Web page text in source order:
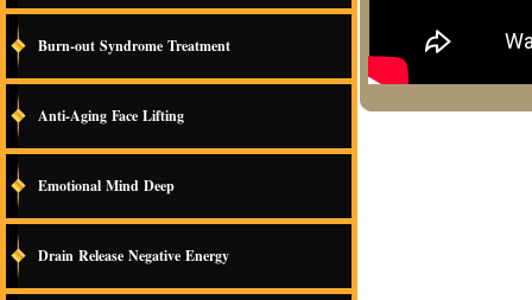
Burn-out Syndrome Treatment
Anti-Aging Face Lifting
Emotional Mind Deep
Drain Release Negative Energy